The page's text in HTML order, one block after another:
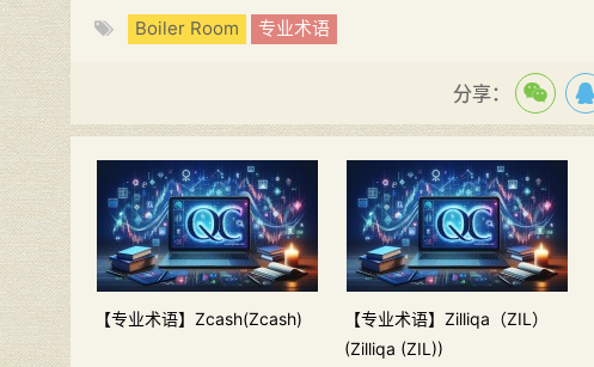
Boiler Room 专业术语
分享：
【专业术语】Zcash(Zcash)
【专业术语】Zilliqa（ZIL）
(Zilliqa (ZIL))